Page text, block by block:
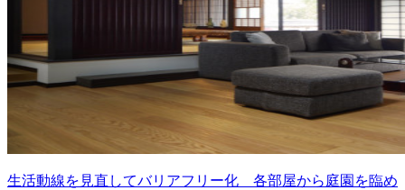
生活動線を見直してバリアフリー化 各部屋から庭園を臨め